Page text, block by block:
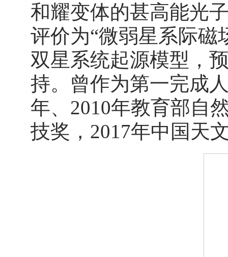
和耀变体的甚高能光
评价为“微弱星系际磁
双星系统起源模型，
持。曾作为第一完成
年、2010年教育部自
技奖，2017年中国天